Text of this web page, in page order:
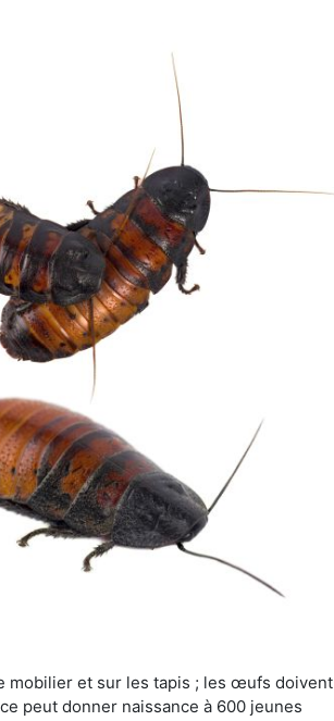
mobilier et sur les tapis ; les œufs doivent
peut donner naissance à 600 jeunes